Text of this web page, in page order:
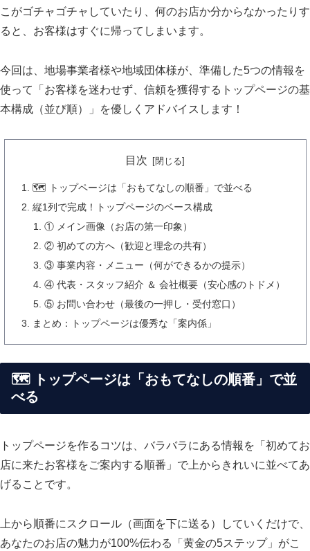
こがゴチャゴチャしていたり、何のお店か分からなかったりす
ると、お客様はすぐに帰ってしまいます。
今回は、地場事業者様や地域団体様が、準備した5つの情報を
使って「お客様を迷わせず、信頼を獲得するトップページの基
本構成（並び順）」を優しくアドバイスします！
目次
🗺️ トップページは「おもてなしの順番」で並べる
縦1列で完成！トップページのベース構成
① メイン画像（お店の第一印象）
② 初めての方へ（歓迎と理念の共有）
③ 事業内容・メニュー（何ができるかの提示）
④ 代表・スタッフ紹介 ＆ 会社概要（安心感のトドメ）
⑤ お問い合わせ（最後の一押し・受付窓口）
まとめ：トップページは優秀な「案内係」
🗺️ トップページは「おもてなしの順番」で並
べる
トップページを作るコツは、バラバラにある情報を「初めてお
店に来たお客様をご案内する順番」で上からきれいに並べてあ
げることです。
上から順番にスクロール（画面を下に送る）していくだけで、
あなたのお店の魅力が100%伝わる「黄金の5ステップ」がこ